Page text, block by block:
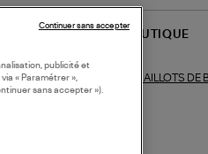
DISPONIBILITÉ BOUTIQUE
Collections similaires : MAILLOTS DE
publicité et
« Paramétrer »,
sans accepter »).
Continuer sans accepter